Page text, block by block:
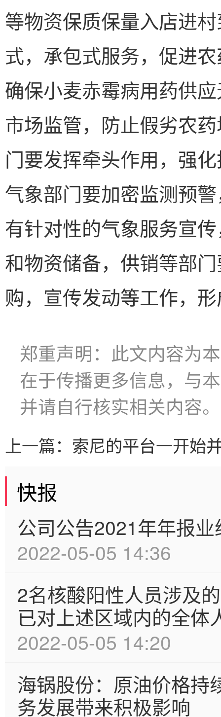
等物资保质保量入店进
式，承包式服务，促进
确保小麦赤霉病用药供
市场监管，防止假劣农
门要发挥牵头作用，强
气象部门要加密监测预
有针对性的气象服务宣
和物资储备，供销等部
购，宣传发动等工作，
郑重声明：此文内容为
在于传播更多信息，与
并请自行核实相关内容。
上一篇： 索尼的平台一开始
快报
公司公告2021年年报
2022-05-05 14:36
2名核酸阳性人员涉及
已对上述区域内的全体
2022-05-05 14:20
海锅股份：原油价格持
务发展带来积极影响